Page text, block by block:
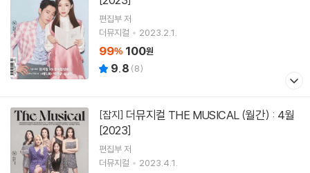
편집부 저
더뮤지컬
2023.2.1.
99% 100원
9.8 (8)
[잡지]
[2023]
편집부 저
더뮤지컬
2023.4.1.